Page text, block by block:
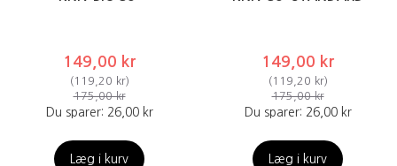
149,00 kr
(119,20 kr)
175,00 kr
Du sparer: 26,00 kr
Læg i kurv
149,00 kr
(119,20 kr)
175,00 kr
Du sparer: 26,00 kr
Læg i kurv